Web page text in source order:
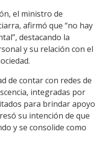
el ministro de
afirmó que “no hay
destacando la
y su relación con el
de contar con redes de
integradas por
para brindar apoyo
su intención de que
y se consolide como